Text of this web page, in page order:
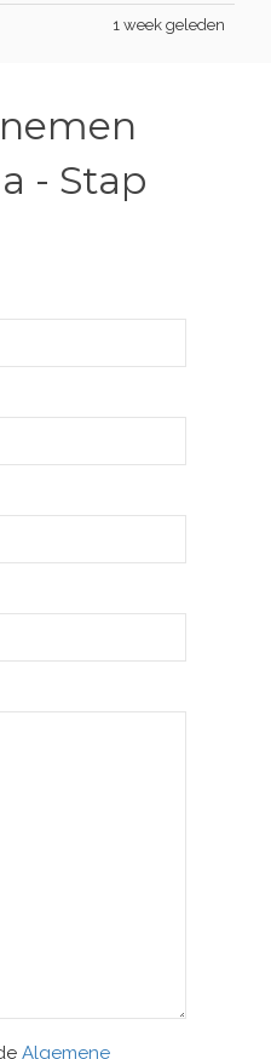
1 week geleden
- Stap
Algemene